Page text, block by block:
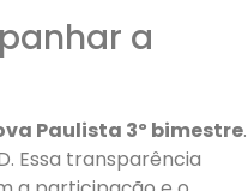
a
Paulista 3º bimestre.
Essa transparência